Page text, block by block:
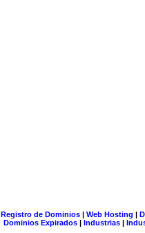
Registro de Dominios| Web Hosting |
Dominios Expirados | Industrias |